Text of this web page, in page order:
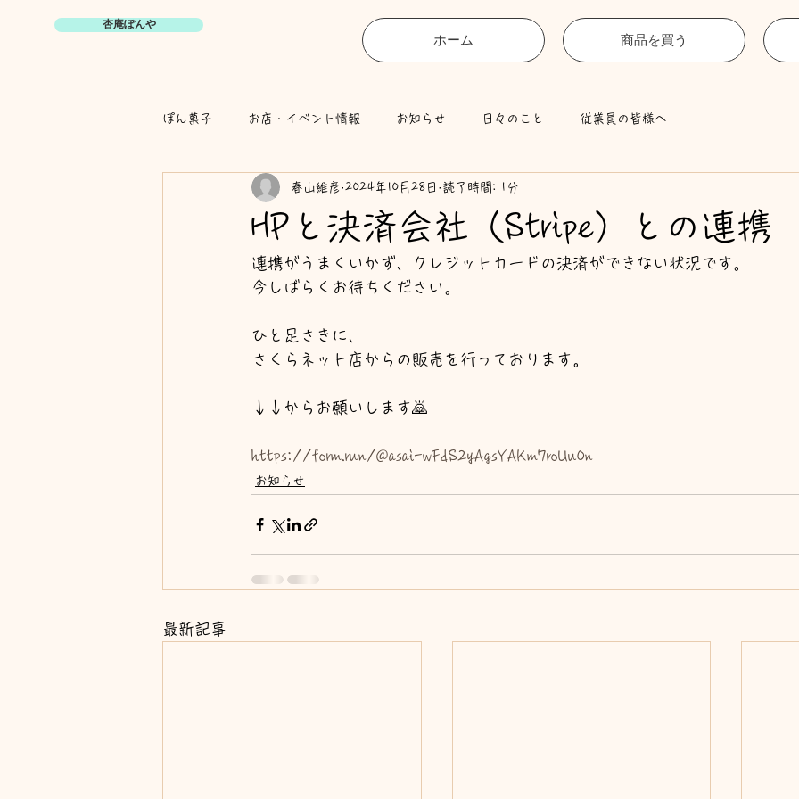
杏庵ぽんや
ホーム 商品を買う
ぽん菓子 お店・イベント情報 お知らせ 日々のこと 従業員の皆様へ
HPと決済会社（Stripe）との連携
春山維彦 2024年10月28日 読了時間: 1分
連携がうまくいかず、クレジットカードの決済ができない状況です。
今しばらくお待ちください。
ひと足さきに、
さくらネット店からの販売を行っております。
↓↓からお願いします🙇
https://form.run/@asai-wFdS2yAgsYAKm7roUu0n
お知らせ
最新記事